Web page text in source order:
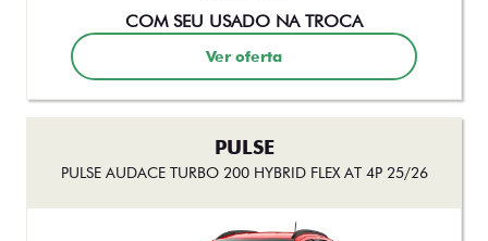
FALE AGORA: (61) 99258-3731
FINANCIAMENTO
De: R$ 177.490,00
Ver oferta